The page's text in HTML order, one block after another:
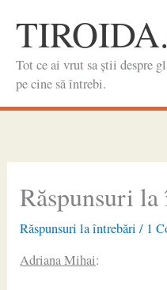
content
Tot ce ai vrut sa știi despre
pe cine să întrebi.
Răspunsuri
Răspunsuri la întrebări / 1
Adriana Mihai: